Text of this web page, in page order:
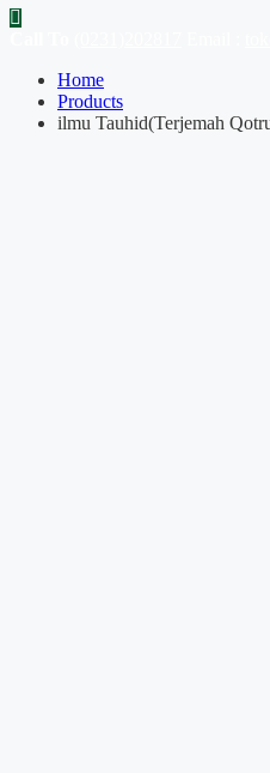
Home
Products
ilmu Tauhid(Terjemah